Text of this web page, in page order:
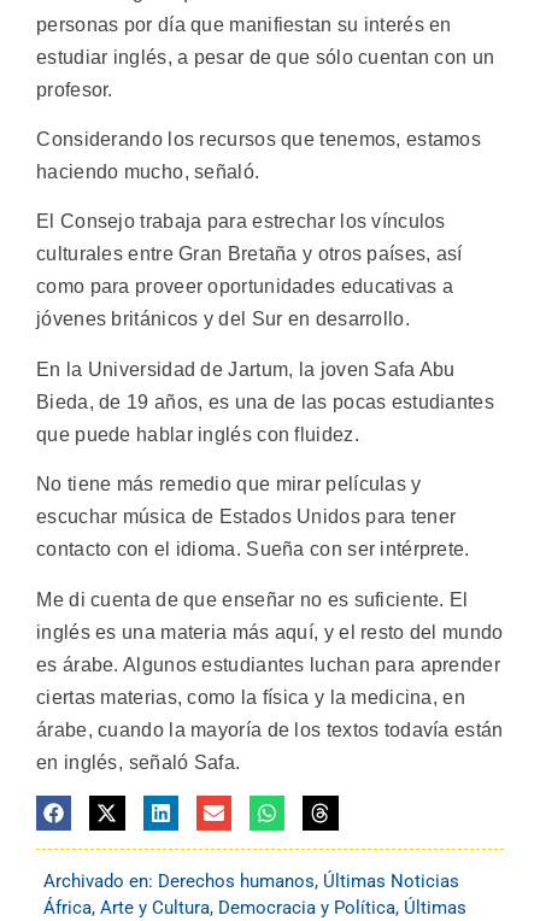
personas por día que manifiestan su interés en
estudiar inglés, a pesar de que sólo cuentan con un
profesor.
Considerando los recursos que tenemos, estamos
haciendo mucho, señaló.
El Consejo trabaja para estrechar los vínculos
culturales entre Gran Bretaña y otros países, así
como para proveer oportunidades educativas a
jóvenes británicos y del Sur en desarrollo.
En la Universidad de Jartum, la joven Safa Abu
Bieda, de 19 años, es una de las pocas estudiantes
que puede hablar inglés con fluidez.
No tiene más remedio que mirar películas y
escuchar música de Estados Unidos para tener
contacto con el idioma. Sueña con ser intérprete.
Me di cuenta de que enseñar no es suficiente. El
inglés es una materia más aquí, y el resto del mundo
es árabe. Algunos estudiantes luchan para aprender
ciertas materias, como la física y la medicina, en
árabe, cuando la mayoría de los textos todavía están
en inglés, señaló Safa.
Archivado en: Derechos humanos, Últimas Noticias
África, Arte y Cultura, Democracia y Política, Últimas